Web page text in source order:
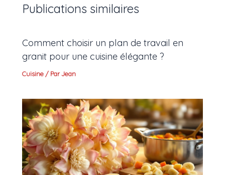
Publications similaires
Comment choisir un plan de travail en
granit pour une cuisine élégante ?
Cuisine / ParJean